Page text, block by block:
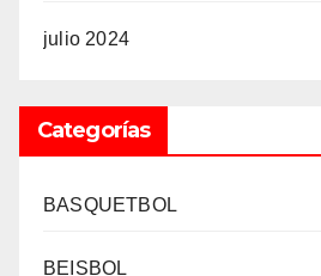
julio 2024
Categorías
BASQUETBOL
BEISBOL